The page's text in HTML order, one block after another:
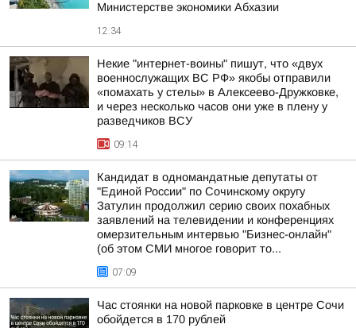
Министерстве экономики Абхазии
12:34
Некие "интернет-воины" пишут, что «двух
военнослужащих ВС РФ» якобы отправили
«помахать у стелы» в Алексеево-Дружковке,
и через несколько часов они уже в плену у
разведчиков ВСУ
09:14
Кандидат в одномандатные депутаты от
"Единой России" по Сочинскому округу
Затулин продолжил серию своих похабных
заявлений на телевидении и конференциях
омерзительным интервью "Бизнес-онлайн"
(об этом СМИ многое говорит то...
07:09
Час стоянки на новой парковке в центре Сочи
обойдется в 170 рублей